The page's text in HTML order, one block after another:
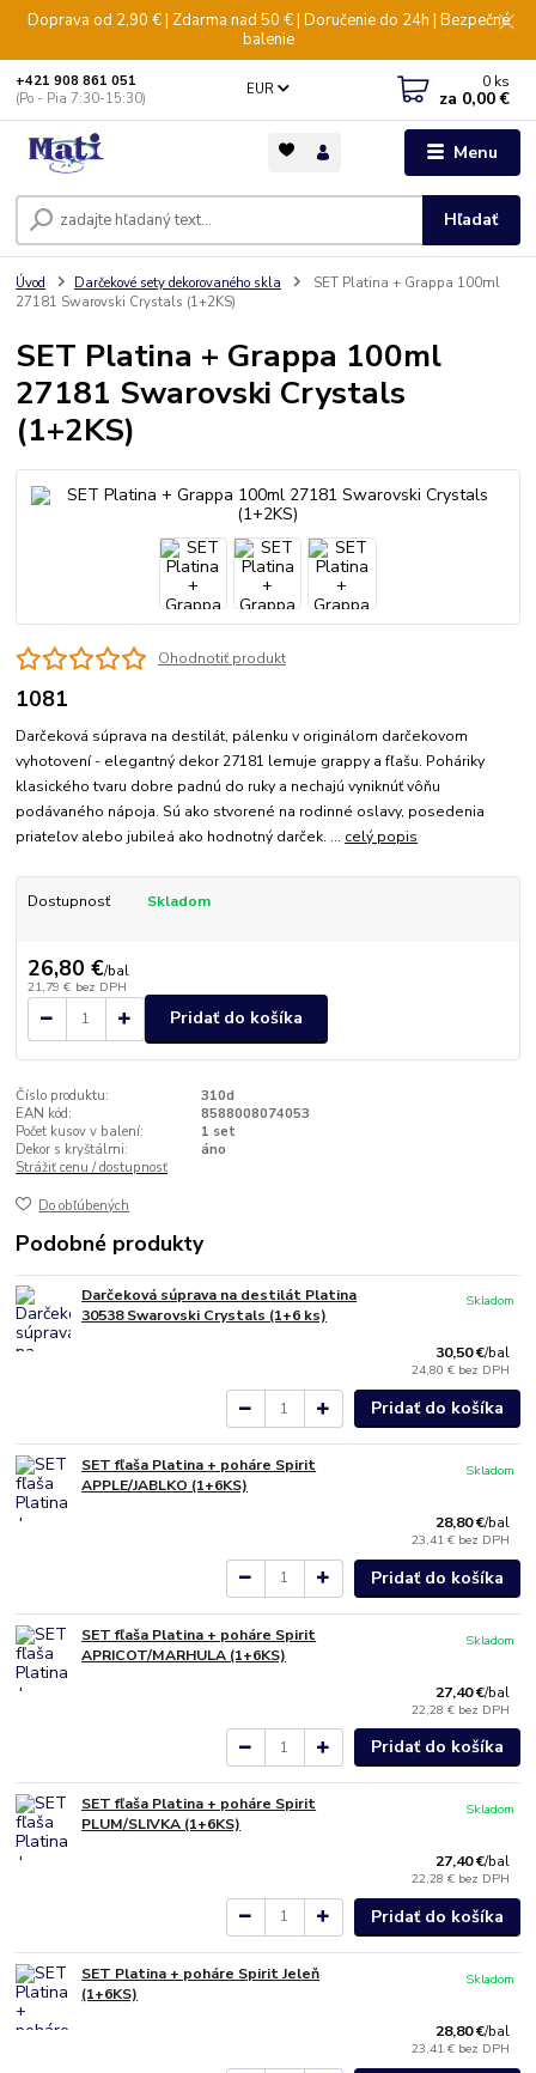
Doprava od 2,90 € | Zdarma nad 50 € | Doručenie do 24h | Bezpečné
balenie
Menu
EUR
Hľadať
+421 908 861 051
(Po - Pia 7:30-15:30)
0 ks
za 0,00 €
Úvod Darčekové sety dekorovaného skla
SET Platina + Grappa 100ml
27181 Swarovski Crystals (1+2KS)
SET Platina + Grappa 100ml
27181 Swarovski Crystals
(1+2KS)
Ohodnotiť produkt
1081
Darčeková súprava na destilát, pálenku v originálom darčekovom
vyhotovení - elegantný dekor 27181 lemuje grappy a fľašu. Poháriky
klasického tvaru dobre padnú do ruky a nechajú vyniknúť vôňu
podávaného nápoja. Sú ako stvorené na rodinné oslavy, posedenia
priateľov alebo jubileá ako hodnotný darček. ... celý popis
Dostupnosť Skladom
26,80 €/bal
21,79 € bez DPH
Pridať do košíka
Číslo produktu:
310d
EAN kód:
8588008074053
Počet kusov v balení:
1 set
Dekor s kryštálmi:
áno
Strážiť cenu / dostupnosť
Do obľúbených
Podobné produkty
Darčeková súprava na destilát Platina
30538 Swarovski Crystals (1+6 ks)
30,50 €/bal
24,80 € bez DPH
Skladom
Pridať do košíka
SET fľaša Platina + poháre Spirit
APPLE/JABLKO (1+6KS)
28,80 €/bal
23,41 € bez DPH
Skladom
Pridať do košíka
SET fľaša Platina + poháre Spirit
APRICOT/MARHULA (1+6KS)
27,40 €/bal
22,28 € bez DPH
Skladom
Pridať do košíka
SET fľaša Platina + poháre Spirit
PLUM/SLIVKA (1+6KS)
27,40 €/bal
22,28 € bez DPH
Skladom
Pridať do košíka
SET Platina + poháre Spirit Jeleň
(1+6KS)
28,80 €/bal
23,41 € bez DPH
Skladom